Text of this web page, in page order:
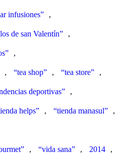
infusiones” ,
de san Valentín” ,
,
, “tea shop” , “tea store” ,
deportivas” ,
helps” , “tienda manasul” ,
, “vida sana” , 2014 ,